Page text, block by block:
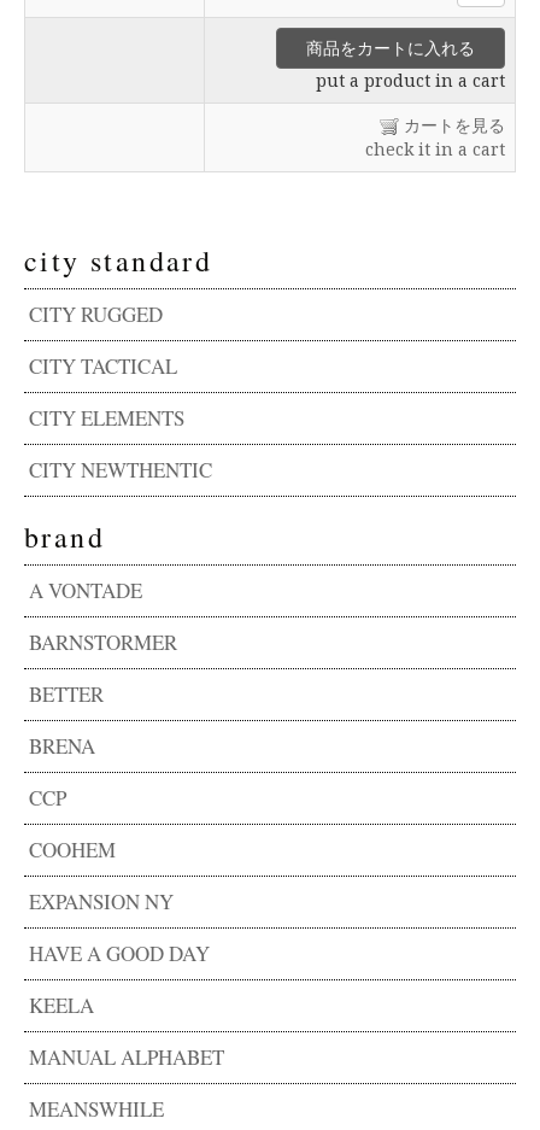
put a product in a cart
カートを見る
check it in a cart
city standard
CITY RUGGED
CITY TACTICAL
CITY ELEMENTS
CITY NEWTHENTIC
brand
A VONTADE
BARNSTORMER
BETTER
BRENA
CCP
COOHEM
EXPANSION NY
HAVE A GOOD DAY
KEELA
MANUAL ALPHABET
MEANSWHILE